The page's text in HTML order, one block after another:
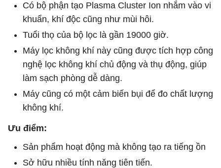
Có bộ phận tạo Plasma Cluster Ion nhắm vào vi
khuẩn, khí độc cũng như mùi hôi.
Tuổi thọ của bộ lọc là gần 19000 giờ.
Máy lọc không khí này cũng được tích hợp công
nghệ lọc không khí chủ động và thụ động, giúp
làm sạch phòng dễ dàng.
Máy cũng có một cảm biến bụi để đo chất lượng
không khí.
Ưu điểm:
Sản phẩm hoạt động mà không tạo ra tiếng ồn
Sở hữu nhiều tính năng tiên tiến.